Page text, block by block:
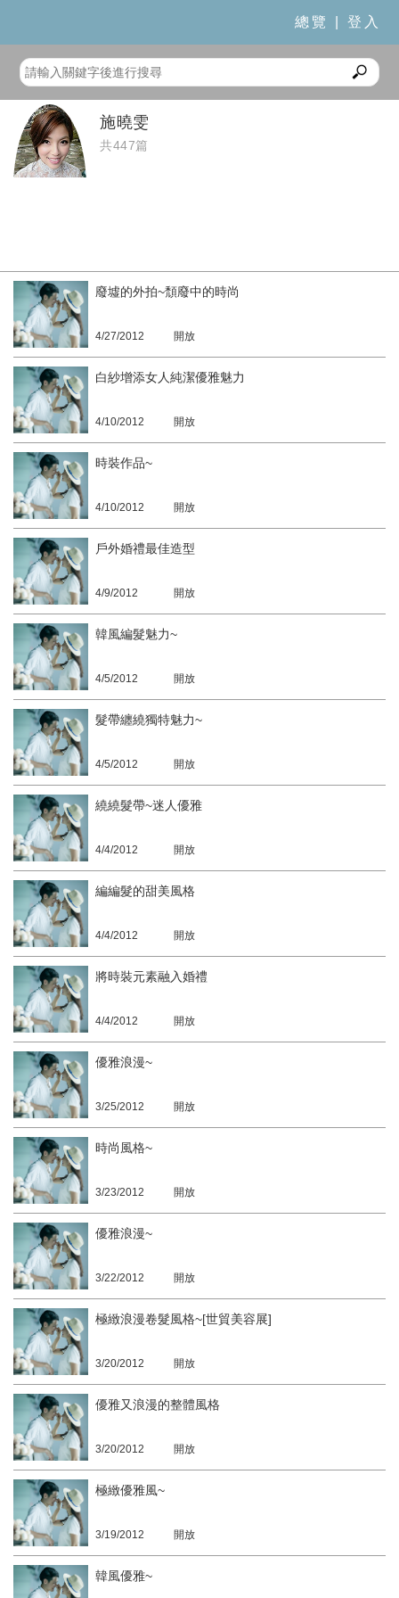
總覽 登入
施曉雯
共447篇
廢墟的外拍~頹廢中的時尚
4/27/2012 開放
白紗增添女人純潔優雅魅力
4/10/2012 開放
時裝作品~
4/10/2012 開放
戶外婚禮最佳造型
4/9/2012 開放
韓風編髮魅力~
4/5/2012 開放
髮帶纏繞獨特魅力~
4/5/2012 開放
繞繞髮帶~迷人優雅
4/4/2012 開放
編編髮的甜美風格
4/4/2012 開放
將時裝元素融入婚禮
4/4/2012 開放
優雅浪漫~
3/25/2012 開放
時尚風格~
3/23/2012 開放
優雅浪漫~
3/22/2012 開放
極緻浪漫卷髮風格~[世貿美容展]
3/20/2012 開放
優雅又浪漫的整體風格
3/20/2012 開放
極緻優雅風~
3/19/2012 開放
韓風優雅~